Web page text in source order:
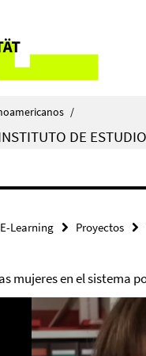
/
DE
E-Learning Proyectos
mujeres en el sistema